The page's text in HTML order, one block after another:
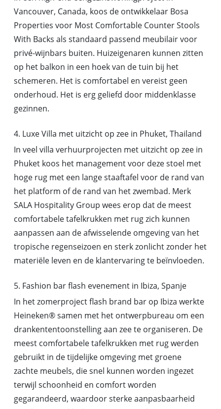
Vancouver, Canada, koos de ontwikkelaar Bosa
Properties voor Most Comfortable Counter Stools
With Backs als standaard passend meubilair voor
privé-wijnbars buiten. Huizeigenaren kunnen zitten
op het balkon in een hoek van de tuin bij het
schemeren. Het is comfortabel en vereist geen
onderhoud. Het is erg geliefd door middenklasse
gezinnen.
4. Luxe Villa met uitzicht op zee in Phuket, Thailand
In veel villa verhuurprojecten met uitzicht op zee in
Phuket koos het management voor deze stoel met
hoge rug met een lange staaftafel voor de rand van
het platform of de rand van het zwembad. Merk
SALA Hospitality Group wees erop dat de meest
comfortabele tafelkrukken met rug zich kunnen
aanpassen aan de afwisselende omgeving van het
tropische regenseizoen en sterk zonlicht zonder het
materiële leven en de klantervaring te beïnvloeden.
5. Fashion bar flash evenement in Ibiza, Spanje
In het zomerproject flash brand bar op Ibiza werkte
Heineken® samen met het ontwerpbureau om een
drankententoonstelling aan zee te organiseren. De
meest comfortabele tafelkrukken met rug werden
gebruikt in de tijdelijke omgeving met groene
zachte meubels, die snel kunnen worden ingezet
terwijl schoonheid en comfort worden
gegarandeerd, waardoor sterke aanpasbaarheid